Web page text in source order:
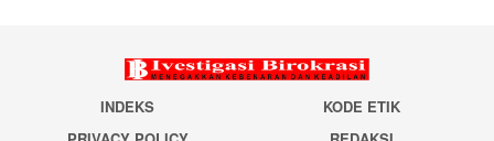
INDEKS
KODE ETIK